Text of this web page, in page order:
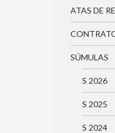
ATAS DE
SÚMULAS
S 2026
S 2025
S 2024